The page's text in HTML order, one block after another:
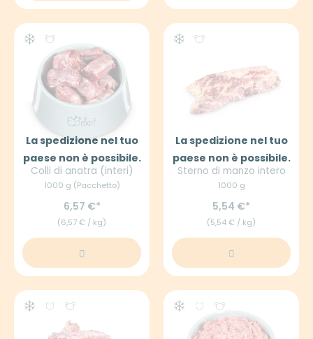
La spedizione nel tuo
paese non è possibile.
Colli di anatra (interi)
1000 g (Pacchetto)
6,57 €
(6,57 € / kg)
La spedizione nel tuo
paese non è possibile.
Sterno di manzo intero
1000 g
5,54 €
(5,54 € / kg)